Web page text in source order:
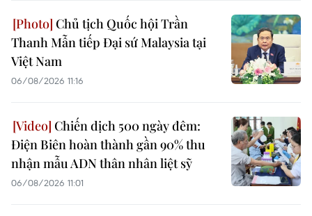
Chủ tịch Quốc hội Trần
Thanh Mẫn tiếp Đại sứ Malaysia tại
Việt Nam
06/08/2026 11:16
Chiến dịch 500 ngày đêm:
Điện Biên hoàn thành gần 90% thu
nhận mẫu ADN thân nhân liệt sỹ
06/08/2026 11:01